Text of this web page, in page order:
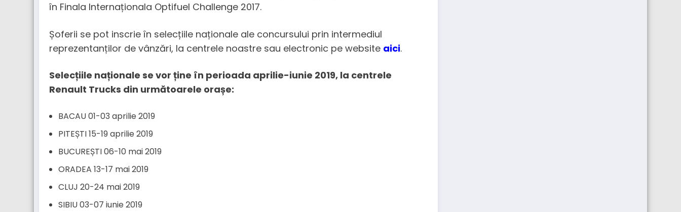
în Finala Internaționala Optifuel Challenge 2017.
Șoferii se pot inscrie în selecțiile naționale ale concursului prin intermediul
reprezentanților de vânzări, la centrele noastre sau electronic pe website aici.
Selecțiile naționale se vor ține în perioada aprilie-iunie 2019, la centrele
Renault Trucks din următoarele orașe:
BACAU 01-03 aprilie 2019
PITEȘTI 15-19 aprilie 2019
BUCUREȘTI 06-10 mai 2019
ORADEA 13-17 mai 2019
CLUJ 20-24 mai 2019
SIBIU 03-07 iunie 2019